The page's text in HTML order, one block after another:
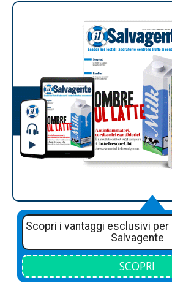
Scopri i vantaggi esclusivi per
Salvagente
SCOPRI